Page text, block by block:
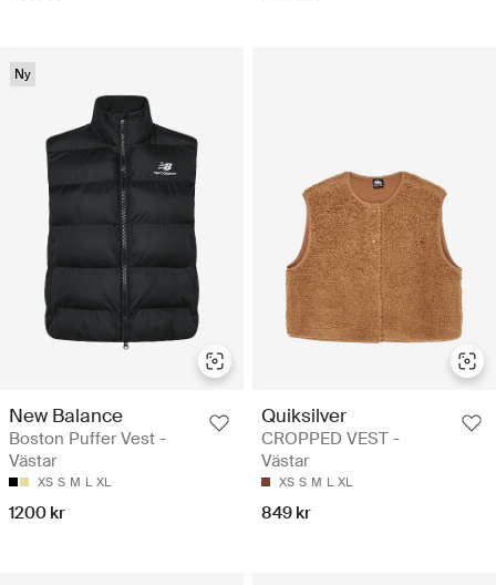
Ny
New Balance
Boston Puffer Vest -
Västar
XS S M L XL
1200 kr
Quiksilver
CROPPED VEST -
Västar
XS S M L XL
849 kr